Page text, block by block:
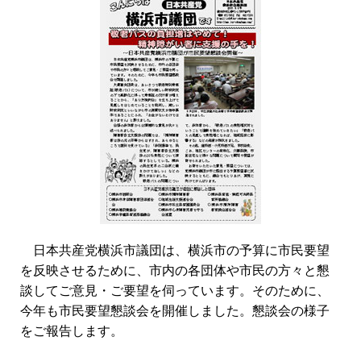
日本共産党横浜市議団は、横浜市の予算に市民要望
を反映させるために、市内の各団体や市民の方々と懇
談してご意見・ご要望を伺っています。そのために、
今年も市民要望懇談会を開催しました。懇談会の様子
をご報告します。